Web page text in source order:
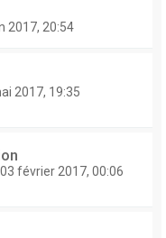
2017, 20:54
2017, 19:35
03 février 2017, 00:06